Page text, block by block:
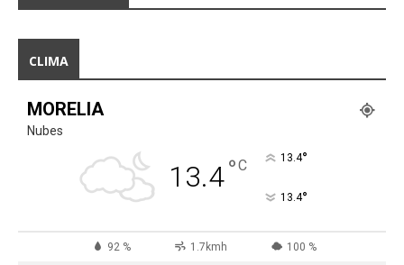
CLIMA
MORELIA
Nubes
13.4°C 13.4°
13.4°
92 % 1.7kmh 100 %